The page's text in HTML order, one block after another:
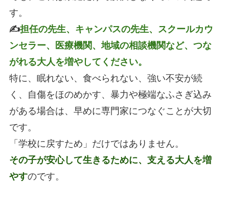
す。
✍担任の先生、キャンパスの先生、スクールカウ
ンセラー、医療機関、地域の相談機関など、つな
がれる大人を増やしてください。
特に、眠れない、食べられない、強い不安が続
く、自傷をほのめかす、暴力や極端なふさぎ込み
がある場合は、早めに専門家につなぐことが大切
です。
「学校に戻すため」だけではありません。
その子が安心して生きるために、支える大人を増
やすのです。